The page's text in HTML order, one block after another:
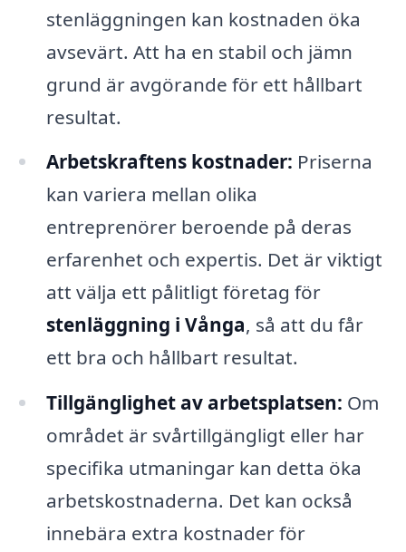
stenläggningen kan kostnaden öka
avsevärt. Att ha en stabil och jämn
grund är avgörande för ett hållbart
resultat.
Arbetskraftens kostnader: Priserna
kan variera mellan olika
entreprenörer beroende på deras
erfarenhet och expertis. Det är viktigt
att välja ett pålitligt företag för
stenläggning i Vånga, så att du får
ett bra och hållbart resultat.
Tillgänglighet av arbetsplatsen: Om
området är svårtillgängligt eller har
specifika utmaningar kan detta öka
arbetskostnaderna. Det kan också
innebära extra kostnader för